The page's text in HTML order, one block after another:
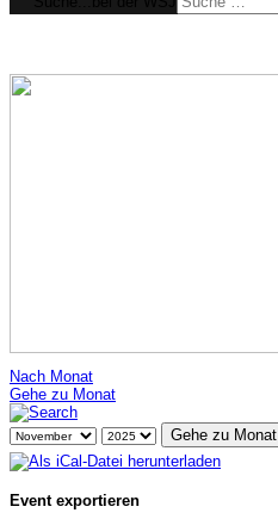
Nach Monat
Gehe zu Monat
Gehe zu Monat
Event exportieren